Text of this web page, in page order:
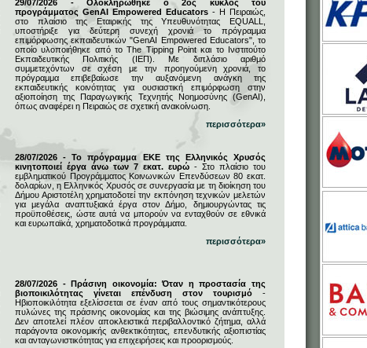
29/07/2026 - Ολοκληρώθηκε ο 2ος κύκλος του
προγράμματος GenAI Empowered Educators - Η Πειραιώς,
στο πλαίσιο της Εταιρικής της Υπευθυνότητας EQUALL,
υποστήριξε για δεύτερη συνεχή χρονιά το πρόγραμμα
επιμόρφωσης εκπαιδευτικών "GenAI Empowered Educators", το
οποίο υλοποιήθηκε από το The Tipping Point και το Ινστιτούτο
Εκπαιδευτικής Πολιτικής (ΙΕΠ). Με διπλάσιο αριθμό
συμμετεχόντων σε σχέση με την προηγούμενη χρονιά, το
πρόγραμμα επιβεβαίωσε την αυξανόμενη ανάγκη της
εκπαιδευτικής κοινότητας για ουσιαστική επιμόρφωση στην
αξιοποίηση της Παραγωγικής Τεχνητής Νοημοσύνης (GenAI),
όπως αναφέρει η Πειραιώς σε σχετική ανακοίνωση.
περισσότερα»
28/07/2026 - Το πρόγραμμα ΕΚΕ της Ελληνικός Χρυσός
κινητοποιεί έργα άνω των 7 εκατ. ευρώ - Στο πλαίσιο του
εμβληματικού Προγράμματος Κοινωνικών Επενδύσεων 80 εκατ.
δολαρίων, η Ελληνικός Χρυσός σε συνεργασία με τη διοίκηση του
Δήμου Αριστοτέλη χρηματοδοτεί την εκπόνηση τεχνικών μελετών
για μεγάλα αναπτυξιακά έργα στον Δήμο, δημιουργώντας τις
προϋποθέσεις, ώστε αυτά να μπορούν να ενταχθούν σε εθνικά
και ευρωπαϊκά, χρηματοδοτικά προγράμματα.
περισσότερα»
28/07/2026 - Πράσινη οικονομία: Όταν η προστασία της
βιοποικιλότητας γίνεται επένδυση στον τουρισμό -
Ηβιοποικιλότητα εξελίσσεται σε έναν από τους σημαντικότερους
πυλώνες της πράσινης οικονομίας και της βιώσιμης ανάπτυξης.
Δεν αποτελεί πλέον αποκλειστικά περιβαλλοντικό ζήτημα, αλλά
παράγοντα οικονομικής ανθεκτικότητας, επενδυτικής αξιοπιστίας
και ανταγωνιστικότητας για επιχειρήσεις και προορισμούς.